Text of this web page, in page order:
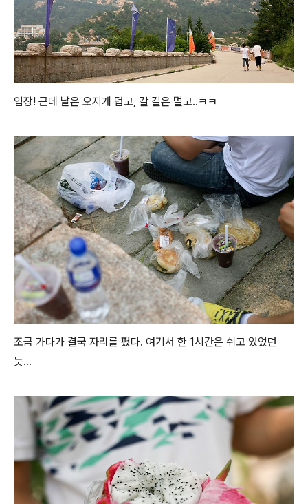
입장! 근데 날은 오지게 덥고, 갈 길은 멀고..ㅋㅋ
조금 가다가 결국 자리를 폈다. 여기서 한 1시간은 쉬고 있었던
듯...